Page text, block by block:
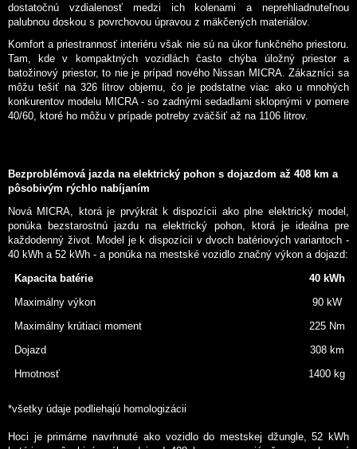
dostatočnú vzdialenosť medzi ich kolenami a neprehliadnuteľnou
palubnou doskou s povrchovou úpravou z mäkčených materiálov.
Komfort a priestrannosť interiéru však nie sú na úkor funkčného priestoru.
Tam, kde v kompaktných vozidlách často chýba úložný priestor a
batožinový priestor, to nie je prípad nového Nissan MICRA. Zákazníci sa
môžu tešiť na 326 litrov objemu, čo je podstatne viac ako u mnohých
konkurentov modelu MICRA - so zadnými sedadlami sklopnými v pomere
40/60, ktoré ho môžu v prípade potreby zväčšiť až na 1106 litrov.
Bezproblémová jazda na elektrický pohon s dojazdom až 408 km a
pôsobivým rýchlo nabíjaním
Nová MICRA, ktorá je prvýkrát k dispozícii ako plne elektrický model,
ponúka bezstarostnú jazdu na elektrický pohon, ktorá je ideálna pre
každodenný život. Model je k dispozícii v dvoch batériových variantoch -
40 kWh a 52 kWh - a ponúka na mestské vozidlo značný výkon a dojazd:
Kapacita batérie
40 kWh
Maximálny výkon
90 kW
Maximálny krútiaci moment
225 Nm
Dojazd
308 km
Hmotnosť
1400 kg
*všetky údaje podliehajú homologizácii
Hoci je primárne navrhnuté ako vozidlo do mestskej džungle, 52 kWh